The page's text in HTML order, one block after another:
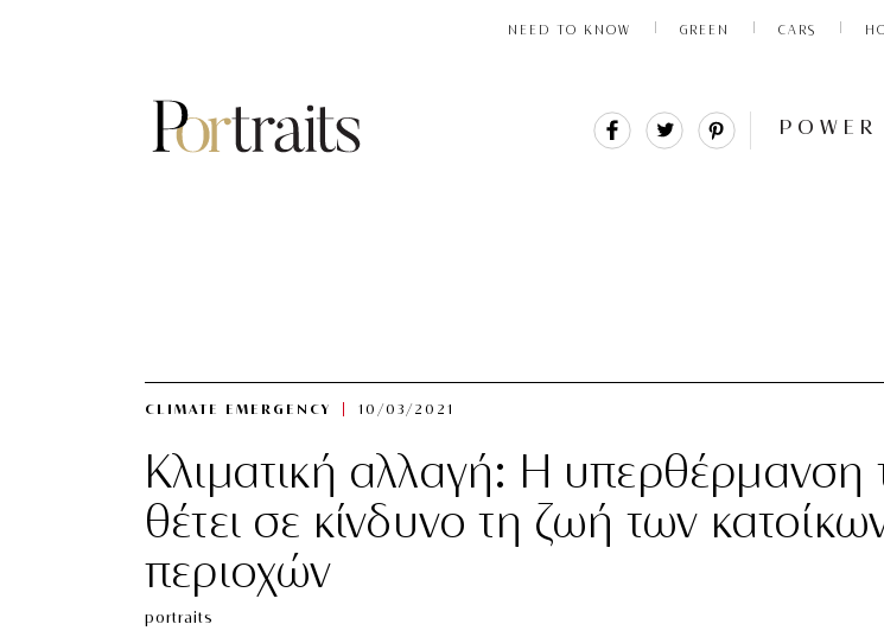
NEED TO KNOW GREEN CARS
Share Tweet POWER
CLIMATE EMERGENCY 10/03/2021
Κλιματική αλλαγή: Η υπερθέρμανση
θέτει σε κίνδυνο τη ζωή των
περιοχών
portraits